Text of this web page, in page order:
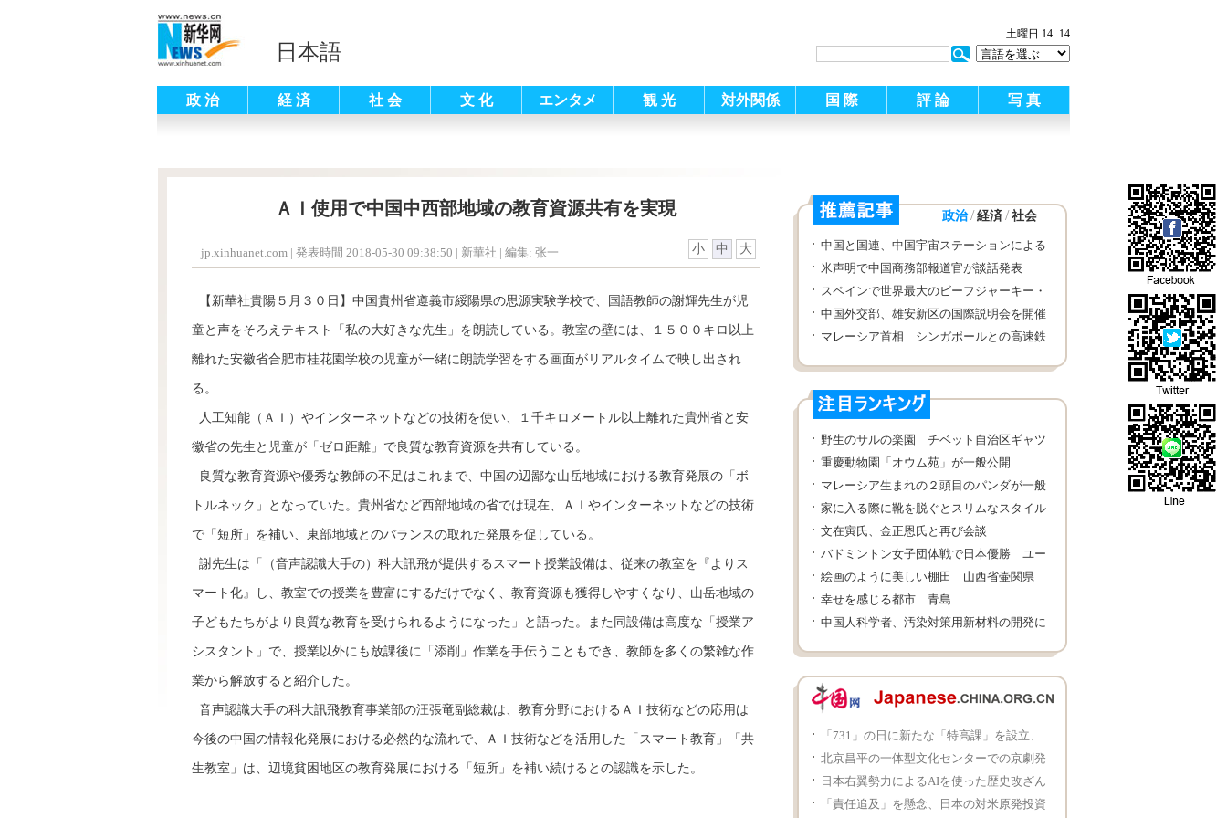
日本語
土曜日 14 14
政 治 経 済 社 会 文 化 エンタメ 観 光 対外関係 国 際 評 論 写 真
ＡＩ使用で中国中西部地域の教育資源共有を実現
jp.xinhuanet.com | 発表時間 2018-05-30 09:38:50 | 新華社 | 編集: 张一 小 中 大
【新華社貴陽５月３０日】中国貴州省遵義市綏陽県の思源実験学校で、国語教師の謝輝先生が児
童と声をそろえテキスト「私の大好きな先生」を朗読している。教室の壁には、１５００キロ以上
離れた安徽省合肥市桂花園学校の児童が一緒に朗読学習をする画面がリアルタイムで映し出され
る。
人工知能（ＡＩ）やインターネットなどの技術を使い、１千キロメートル以上離れた貴州省と安
徽省の先生と児童が「ゼロ距離」で良質な教育資源を共有している。
良質な教育資源や優秀な教師の不足はこれまで、中国の辺鄙な山岳地域における教育発展の「ボ
トルネック」となっていた。貴州省など西部地域の省では現在、ＡＩやインターネットなどの技術
で「短所」を補い、東部地域とのバランスの取れた発展を促している。
謝先生は「（音声認識大手の）科大訊飛が提供するスマート授業設備は、従来の教室を『よりス
マート化』し、教室での授業を豊富にするだけでなく、教育資源も獲得しやすくなり、山岳地域の
子どもたちがより良質な教育を受けられるようになった」と語った。また同設備は高度な「授業ア
シスタント」で、授業以外にも放課後に「添削」作業を手伝うこともでき、教師を多くの繁雑な作
業から解放すると紹介した。
音声認識大手の科大訊飛教育事業部の汪張竜副総裁は、教育分野におけるＡＩ技術などの応用は
今後の中国の情報化発展における必然的な流れで、ＡＩ技術などを活用した「スマート教育」「共
生教室」は、辺境貧困地区の教育発展における「短所」を補い続けるとの認識を示した。
政治 / 経済 / 社会
中国と国連、中国宇宙ステーションによる
協力への参加呼びかけ
米声明で中国商務部報道官が談話発表
スペインで世界最大のビーフジャーキー・
オードブル
中国外交部、雄安新区の国際説明会を開催
マレーシア首相 シンガポールとの高速鉄
野生のサルの楽園 チベット自治区ギャツ
ァ県
重慶動物園「オウム苑」が一般公開
マレーシア生まれの２頭目のパンダが一般
公開
家に入る際に靴を脱ぐとスリムなスタイル
に
文在寅氏、金正恩氏と再び会談
バドミントン女子団体戦で日本優勝 ユー
バー杯
絵画のように美しい棚田 山西省壷関県
幸せを感じる都市 青島
中国人科学者、汚染対策用新材料の開発に